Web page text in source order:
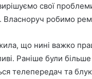
свої
Власноруч робимо
що нині важко
Раніше були
телепередач та